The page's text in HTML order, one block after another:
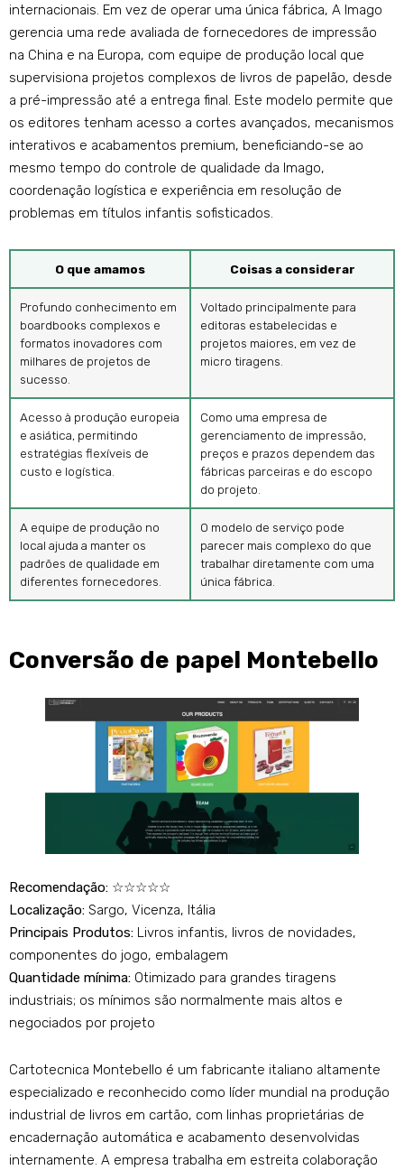
internacionais. Em vez de operar uma única fábrica, A Imago
gerencia uma rede avaliada de fornecedores de impressão
na China e na Europa, com equipe de produção local que
supervisiona projetos complexos de livros de papelão, desde
a pré-impressão até a entrega final. Este modelo permite que
os editores tenham acesso a cortes avançados, mecanismos
interativos e acabamentos premium, beneficiando-se ao
mesmo tempo do controle de qualidade da Imago,
coordenação logística e experiência em resolução de
problemas em títulos infantis sofisticados.
O que amamos Coisas a considerar
Profundo conhecimento em
boardbooks complexos e
formatos inovadores com
milhares de projetos de
sucesso.
Voltado principalmente para
editoras estabelecidas e
projetos maiores, em vez de
micro tiragens.
Acesso à produção europeia
e asiática, permitindo
estratégias flexíveis de
custo e logística.
Como uma empresa de
gerenciamento de impressão,
preços e prazos dependem das
fábricas parceiras e do escopo
do projeto.
A equipe de produção no
local ajuda a manter os
padrões de qualidade em
diferentes fornecedores.
O modelo de serviço pode
parecer mais complexo do que
trabalhar diretamente com uma
única fábrica.
Conversão de papel Montebello
Recomendação: ☆☆☆☆☆
Localização: Sargo, Vicenza, Itália
Principais Produtos: Livros infantis, livros de novidades,
componentes do jogo, embalagem
Quantidade mínima: Otimizado para grandes tiragens
industriais; os mínimos são normalmente mais altos e
negociados por projeto
Cartotecnica Montebello é um fabricante italiano altamente
especializado e reconhecido como líder mundial na produção
industrial de livros em cartão, com linhas proprietárias de
encadernação automática e acabamento desenvolvidas
internamente. A empresa trabalha em estreita colaboração